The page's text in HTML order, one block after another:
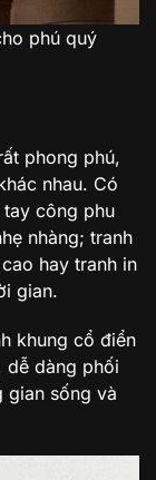
phú quý
phong phú,
nhau. Có
công phu
nhàng; tranh
hay tranh in
gian.
khung cổ điển
dễ dàng phối
gian sống và